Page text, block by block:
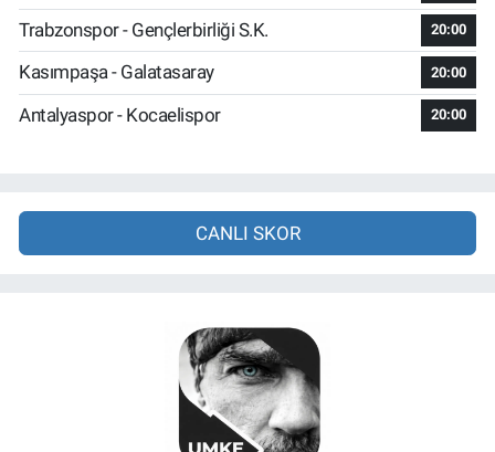
Trabzonspor - Gençlerbirliği S.K. 20:00
Kasımpaşa - Galatasaray 20:00
Antalyaspor - Kocaelispor 20:00
CANLI SKOR